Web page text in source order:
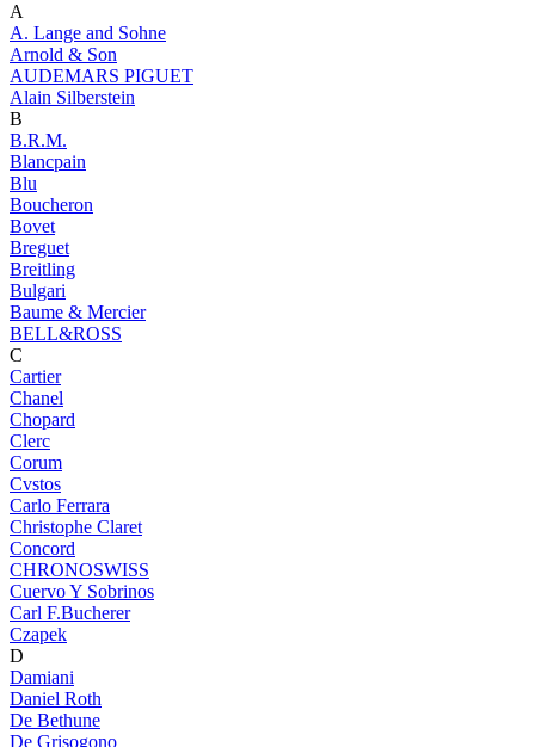
A
A. Lange and Sohne
Arnold & Son
AUDEMARS PIGUET
Alain Silberstein
B
B.R.M.
Blancpain
Blu
Boucheron
Bovet
Breguet
Breitling
Bulgari
Baume & Mercier
BELL&ROSS
C
Cartier
Chanel
Chopard
Clerc
Corum
Cvstos
Carlo Ferrara
Christophe Claret
Concord
CHRONOSWISS
Cuervo Y Sobrinos
Carl F.Bucherer
Czapek
D
Damiani
Daniel Roth
De Bethune
De Grisogono